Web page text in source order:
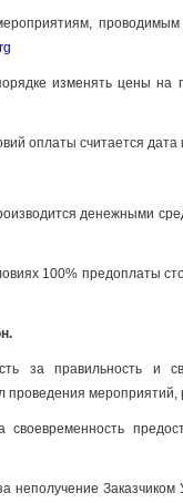
изменять цены
оплаты считается
денежными
100% предоплаты
за правильность и
проведения
своевременность
неполучение